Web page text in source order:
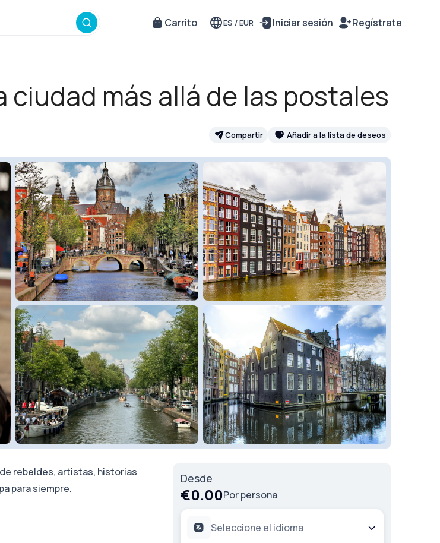
Carrito ES /EUR Iniciar sesión Regístrate
ciudad más allá de las postales
Compartir Añadir a la lista de deseos
rebeldes, artistas, historias
para siempre.
Desde
€0.00Por persona
Seleccione el idioma